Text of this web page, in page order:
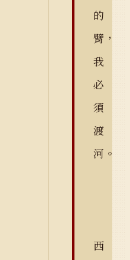
的
臂，
我
必
須
渡
河。
西